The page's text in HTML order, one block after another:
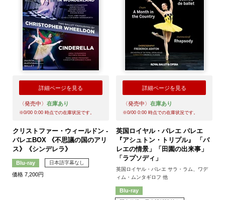
詳細ページを見る
〈発売中〉 在庫あり
※0/00 0:00時点での在庫状況です。
クリストファー・ウィールドン -
バレエBOX 《不思議の国のアリ
ス》《シンデレラ》
Blu-ray 日本語字幕なし
価格 7,200円
詳細ページを見る
〈発売中〉 在庫あり
※0/00 0:00時点での在庫状況です。
英国ロイヤル・バレエ バレエ
『アシュトン・トリプル』 「バ
レエの情景」「田園の出来事」
「ラプソディ」
英国ロイヤル・バレエ サラ・ラム、ワデ
ィム・ムンタギロフ 他
Blu-ray